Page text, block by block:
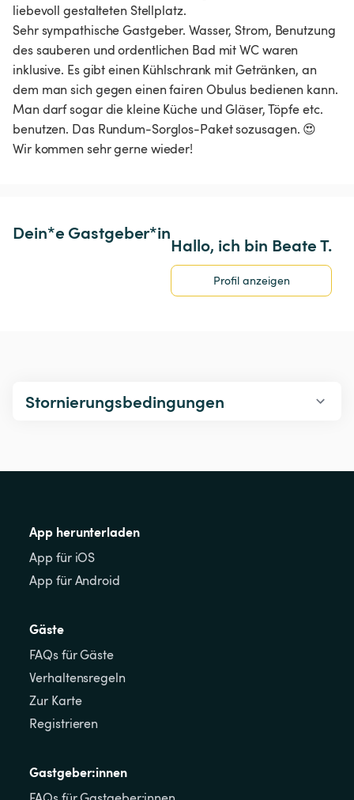
liebevoll gestalteten Stellplatz.
Sehr sympathische Gastgeber. Wasser, Strom, Benutzung
des sauberen und ordentlichen Bad mit WC waren
inklusive. Es gibt einen Kühlschrank mit Getränken, an
dem man sich gegen einen fairen Obulus bedienen kann.
Man darf sogar die kleine Küche und Gläser, Töpfe etc.
benutzen. Das Rundum-Sorglos-Paket sozusagen. 😍
Wir kommen sehr gerne wieder!
Dein*e Gastgeber*in
Hallo, ich bin Beate T.
Profil anzeigen
Stornierungsbedingungen
App herunterladen
App für iOS
App für Android
Gäste
FAQs für Gäste
Verhaltensregeln
Zur Karte
Registrieren
Gastgeber:innen